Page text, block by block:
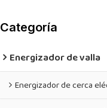
Categoría
Energizador de valla
Energizador de cerca